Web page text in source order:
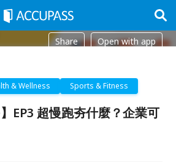
Share Open with app
& Wellness Sports & Fitness
EP3 超慢跑夯什麼？企業可